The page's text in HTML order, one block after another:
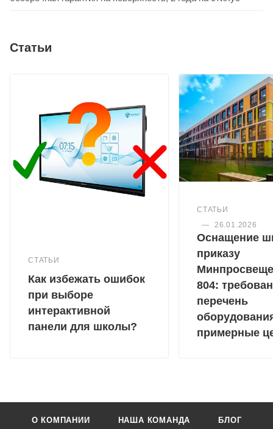
Статьи
СТАТЬИ
Как избежать ошибок
при выборе
интерактивной
панели для школы?
СТАТЬИ
—
26.01.2026
Оснащение
приказу
804:
перечень
примерные
О КОМПАНИИ НАША КОМАНДА БЛОГ